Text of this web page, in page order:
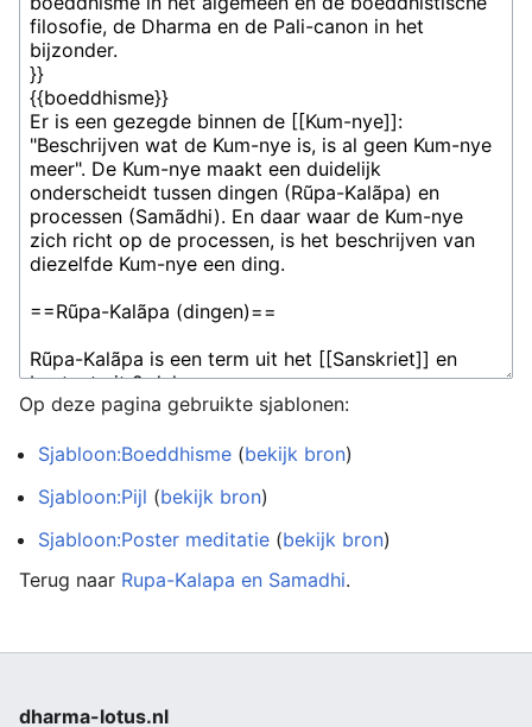
Op deze pagina gebruikte sjablonen:
Sjabloon:Boeddhisme (bekijk bron)
Sjabloon:Pijl (bekijk bron)
Sjabloon:Poster meditatie (bekijk bron)
Terug naar Rupa-Kalapa en Samadhi.
dharma-lotus.nl